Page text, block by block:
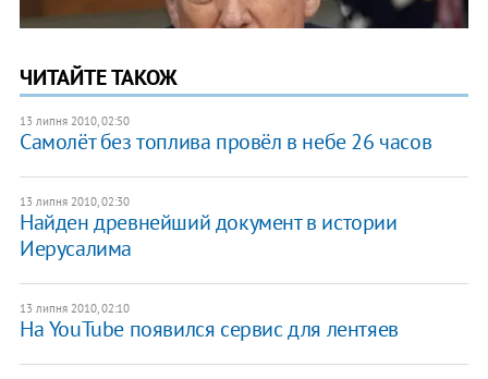
ЧИТАЙТЕ ТАКОЖ
13 липня 2010, 02:50
Самолёт без топлива провёл в небе 26 часов
13 липня 2010, 02:30
Найден древнейший документ в истории
Иерусалима
13 липня 2010, 02:10
На YouTube появился сервис для лентяев